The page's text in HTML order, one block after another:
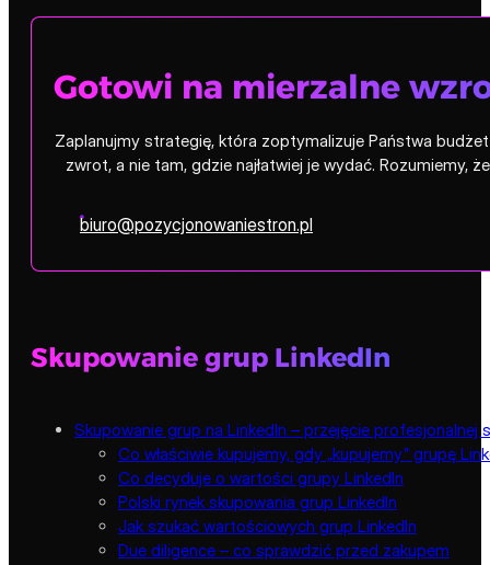
Gotowi na mierzalne
Zaplanujmy strategię, która zoptymalizuje Państwa
zwrot, a nie tam, gdzie najłatwiej je wydać.
biuro@pozycjonowaniestron.pl
Skupowanie grup LinkedIn
Skupowanie grup na LinkedIn – przejęcie profesjonalnej
Co właściwie kupujemy, gdy „kupujemy” grupę
Co decyduje o wartości grupy LinkedIn
Polski rynek skupowania grup LinkedIn
Jak szukać wartościowych grup LinkedIn
Due diligence – co sprawdzić przed zakupem